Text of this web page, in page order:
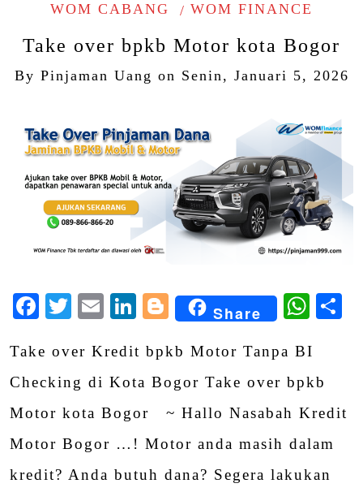
WOM CABANG
WOM FINANCE
Take over bpkb Motor kota Bogor
By Pinjaman Uang on Senin, Januari 5, 2026
Facebook
Twitter
EmailLinkedIn
Blogger
Share
Take over Kredit bpkb Motor Tanpa BI
Checking di Kota Bogor Take over bpkb
Motor kota Bogor ~ Hallo Nasabah Kredit
Motor Bogor …! Motor anda masih dalam
kredit? Anda butuh dana? Segera lakukan